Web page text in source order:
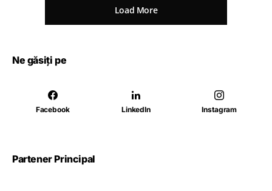
Load More
Ne găsiți pe
Facebook LinkedIn Instagram
Partener Principal